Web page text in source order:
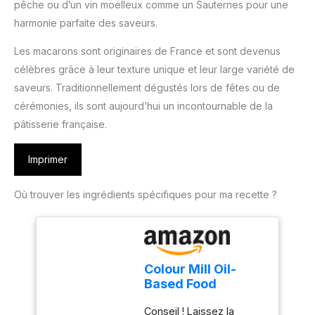
pêche ou d’un vin moelleux comme un Sauternes pour une
harmonie parfaite des saveurs.
Les macarons sont originaires de France et sont devenus
célèbres grâce à leur texture unique et leur large variété de
saveurs. Traditionnellement dégustés lors de fêtes ou de
cérémonies, ils sont aujourd’hui un incontournable de la
pâtisserie française.
Imprimer
Où trouver les ingrédients spécifiques pour ma recette ?
Colour Mill Oil-
Based Food
Conseil ! Laissez la